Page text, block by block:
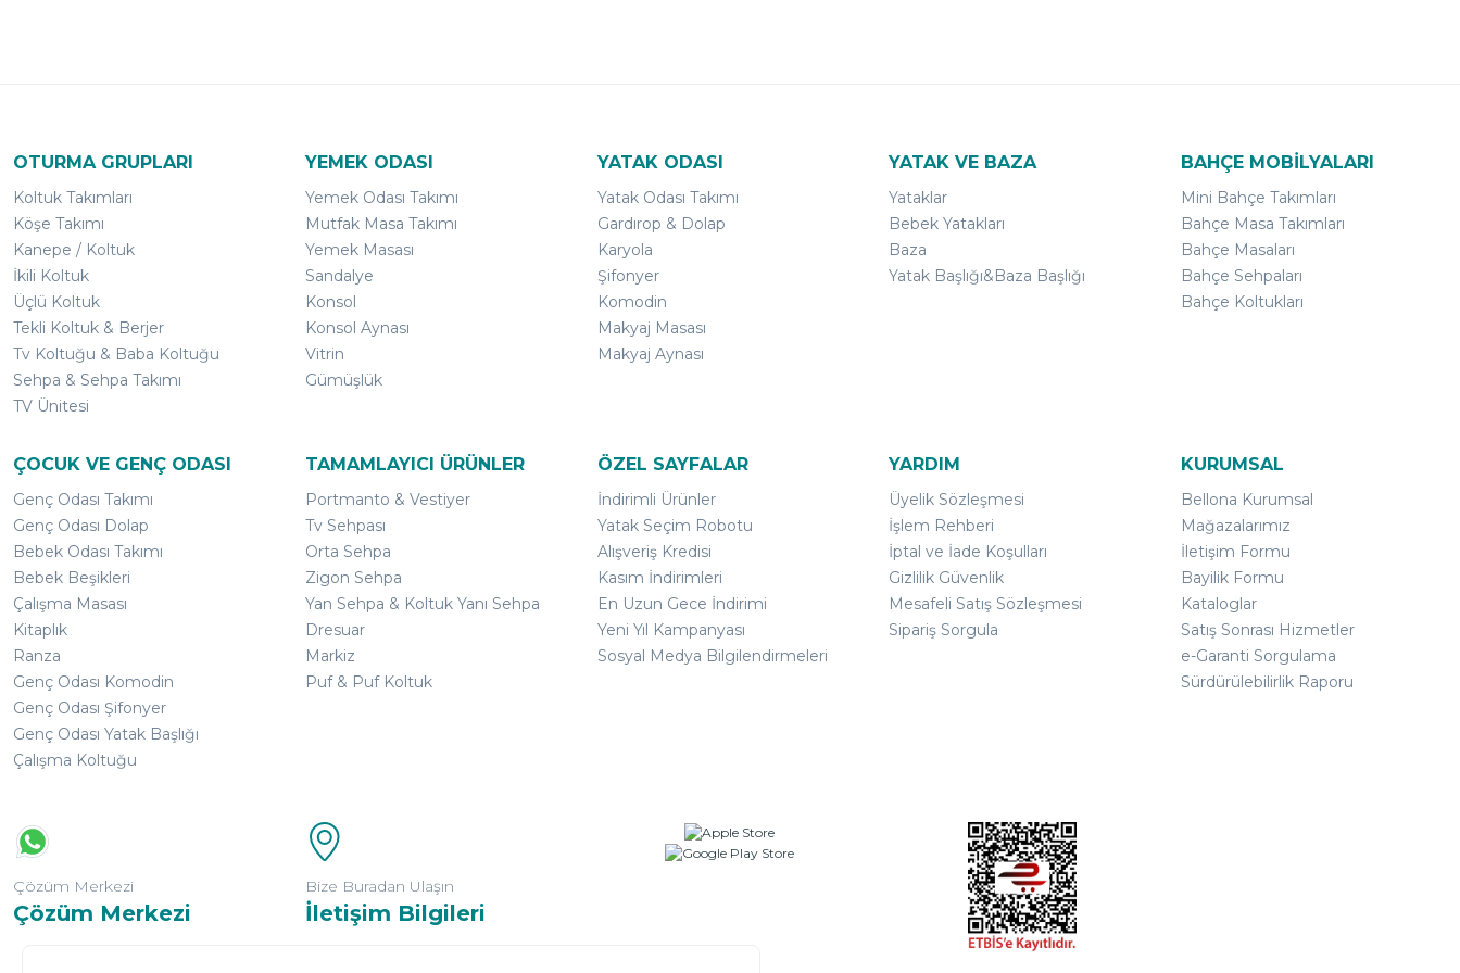
OTURMA GRUPLARI
Koltuk Takımları
Köşe Takımı
Kanepe / Koltuk
İkili Koltuk
Üçlü Koltuk
Tekli Koltuk & Berjer
Tv Koltuğu & Baba Koltuğu
Sehpa & Sehpa Takımı
TV Ünitesi
YEMEK ODASI
Yemek Odası Takımı
Mutfak Masa Takımı
Yemek Masası
Sandalye
Konsol
Konsol Aynası
Vitrin
Gümüşlük
YATAK ODASI
Yatak Odası Takımı
Gardırop & Dolap
Karyola
Şifonyer
Komodin
Makyaj Masası
Makyaj Aynası
YATAK VE BAZA
Yataklar
Bebek Yatakları
Baza
Yatak Başlığı&Baza Başlığı
BAHÇE MOBİLYALARI
Mini Bahçe Takımları
Bahçe Masa Takımları
Bahçe Masaları
Bahçe Sehpaları
Bahçe Koltukları
ÇOCUK VE GENÇ ODASI
Genç Odası Takımı
Genç Odası Dolap
Bebek Odası Takımı
Bebek Beşikleri
Çalışma Masası
Kitaplık
Ranza
Genç Odası Komodin
Genç Odası Şifonyer
Genç Odası Yatak Başlığı
Çalışma Koltuğu
TAMAMLAYICI ÜRÜNLER
Portmanto & Vestiyer
Tv Sehpası
Orta Sehpa
Zigon Sehpa
Yan Sehpa & Koltuk Yanı Sehpa
Dresuar
Markiz
Puf & Puf Koltuk
ÖZEL SAYFALAR
İndirimli Ürünler
Yatak Seçim Robotu
Alışveriş Kredisi
Kasım İndirimleri
En Uzun Gece İndirimi
Yeni Yıl Kampanyası
Sosyal Medya Bilgilendirmeleri
YARDIM
Üyelik Sözleşmesi
İşlem Rehberi
İptal ve İade Koşulları
Gizlilik Güvenlik
Mesafeli Satış Sözleşmesi
Sipariş Sorgula
KURUMSAL
Bellona Kurumsal
Mağazalarımız
İletişim Formu
Bayilik Formu
Kataloglar
Satış Sonrası Hizmetler
e-Garanti Sorgulama
Sürdürülebilirlik Raporu
Çözüm Merkezi
Çözüm Merkezi
Bize Buradan Ulaşın
İletişim Bilgileri